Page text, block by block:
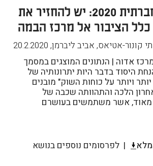
תמונת מצב חברתית 2020: יש להחזיר את
הציבור אל מרכז הבמה
קונור-אטיאס, אביב ליברמן,
20.2.2020
אדוה | הנתונים המוצגים במסמך
היסוד בדבר היות יתרונותיה של
ויותר על כוחות השוק" מובנים
הלכה והתהוותה שכבה של
מאוד, אשר משתמשים בעושרם
לפרסומים נוספים בנושא